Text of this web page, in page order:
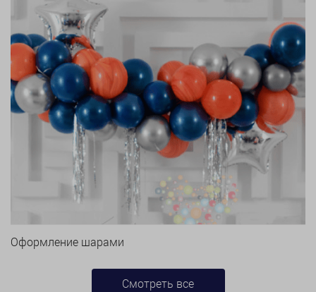
Оформление шарами
Смотреть все